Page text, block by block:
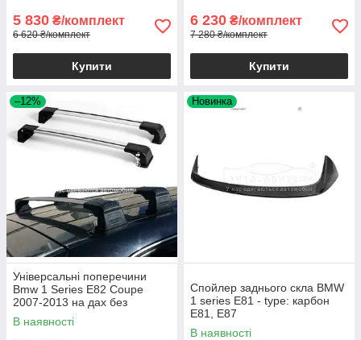
5 830 ₴/комплект
6 620 ₴/комплект
Купити
6 230 ₴/комплект
7 280 ₴/комплект
Купити
–12%
Універсальні поперечини
Bmw 1 Series E82 Coupe
2007-2013 на дах без
рейлінгів
В наявності
Новинка
Спойлер заднього скла BMW
1 series E81 - type: карбон
E81, E87
В наявності